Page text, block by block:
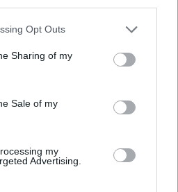
Opt Outs
Sharing of my
Sale of my
my
Advertising.
QUÉ MOMENTO DEJAMOS DE SER
abre hoy su primera tienda
una hormigonera en Lajares